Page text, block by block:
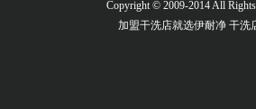
Copyright © 2009-2014 All
加盟干洗店就选伊耐净 干洗